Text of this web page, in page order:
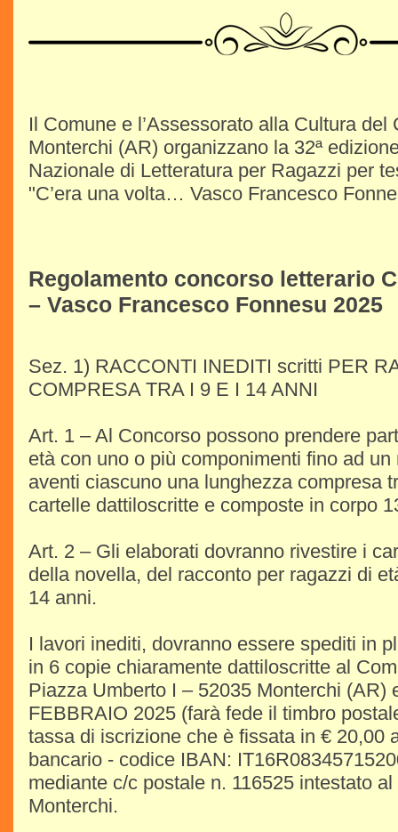
Il Comune e l’Assessorato alla Cultura del
Monterchi (AR) organizzano la 32ª
Nazionale di Letteratura per Ragazzi per
"C’era una volta… Vasco Francesco
Regolamento concorso letterario
– Vasco Francesco Fonnesu 2025
Sez. 1) RACCONTI INEDITI scritti PER
COMPRESA TRA I 9 E I 14 ANNI
Art. 1 – Al Concorso possono prendere
età con uno o più componimenti fino ad
aventi ciascuno una lunghezza compresa
cartelle dattiloscritte e composte in corpo
Art. 2 – Gli elaborati dovranno rivestire i
della novella, del racconto per ragazzi di
14 anni.
I lavori inediti, dovranno essere spediti in
in 6 copie chiaramente dattiloscritte al
Piazza Umberto I – 52035 Monterchi (AR)
FEBBRAIO 2025 (farà fede il timbro
tassa di iscrizione che è fissata in € 20,00
bancario - codice IBAN:
mediante c/c postale n. 116525 intestato
Monterchi.